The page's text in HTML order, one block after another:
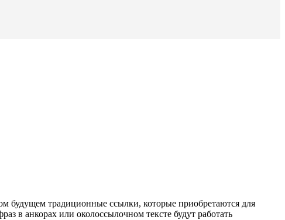
будущем традиционные ссылки, которые приобретаются для
в анкорах или околоссылочном тексте будут работать